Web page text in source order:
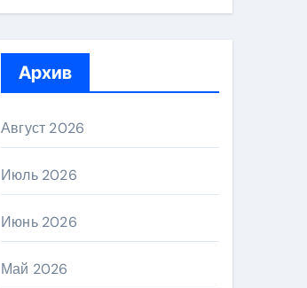
Архив
Август 2026
Июль 2026
Июнь 2026
Май 2026